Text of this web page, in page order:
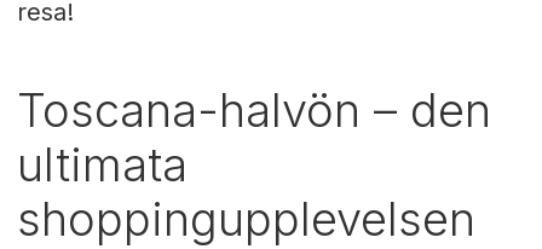
resa!
Toscana-halvön – den
ultimata
shoppingupplevelsen